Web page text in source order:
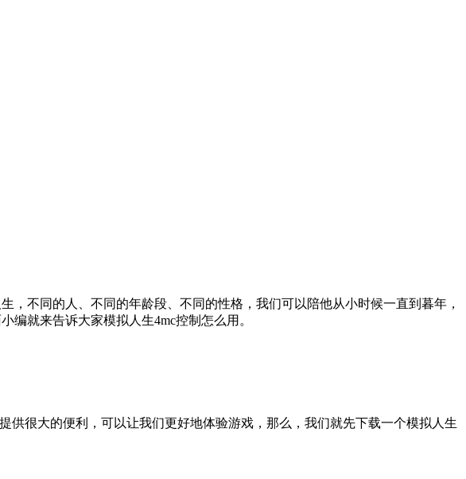
不同的人、不同的年龄段、不同的性格，我们可以陪他从小时候一直到暮年，
编就来告诉大家模拟人生4mc控制怎么用。
很大的便利，可以让我们更好地体验游戏，那么，我们就先下载一个模拟人生